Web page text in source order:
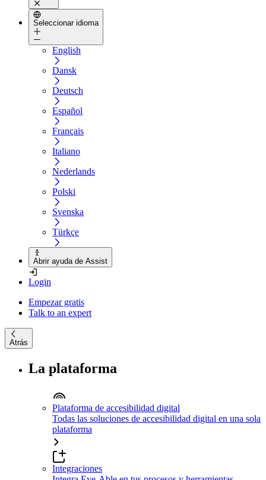
Seleccionar idioma
English
Dansk
Deutsch
Español
Français
Italiano
Nederlands
Polski
Svenska
Türkçe
Abrir ayuda de Assist
Login
Empezar gratis
Talk to an expert
Atrás
La plataforma
Plataforma de accesibilidad digital
Todas las soluciones de accesibilidad digital en una sola
plataforma
Integraciones